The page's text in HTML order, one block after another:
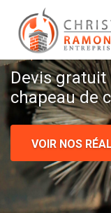
Devis gratuit
chapeau de
VOIR NOS